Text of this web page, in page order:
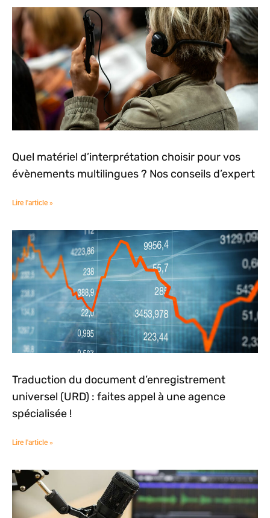
Quel matériel d’interprétation choisir pour vos
évènements multilingues ? Nos conseils d’expert
Lire l'article »
Traduction du document d’enregistrement
universel (URD) : faites appel à une agence
spécialisée !
Lire l'article »